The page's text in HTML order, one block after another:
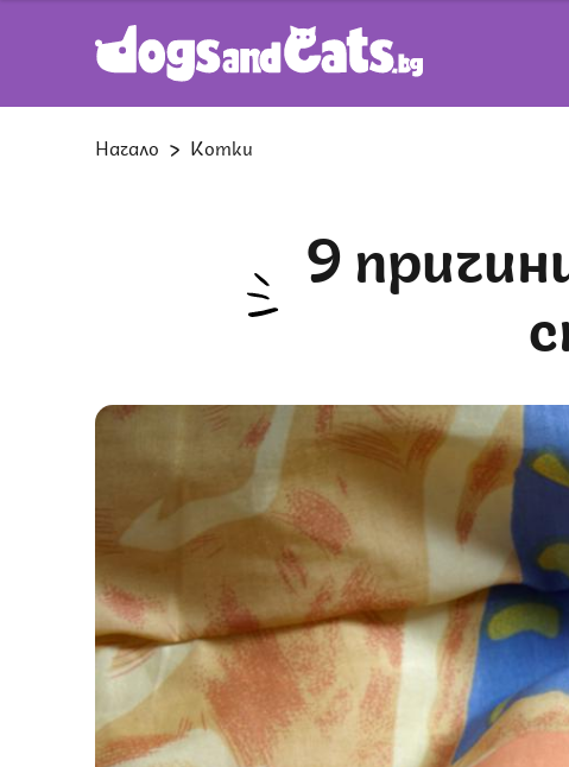
Начало Котки
9 причини, поради които котката